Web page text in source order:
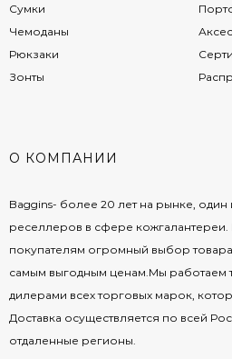
Сумки
Чемоданы
Рюкзаки
Зонты
О КОМПАНИИ
Baggins- более 20 лет на рынке, один
реселлеров в сфере
покупателям огромный выбор
самым выгодным ценам.Мы работаем
дилерами всех торговых марок,
Доставка осуществляется по всей
отдаленные регионы.